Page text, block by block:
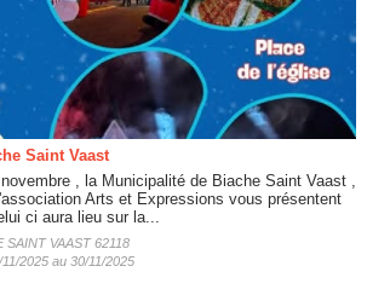
Saint Vaast
, la Municipalité de Biache Saint Vaast ,
Arts et Expressions vous présentent
ci aura lieu sur la...
SAINT VAAST 62118
2025 au 30/11/2025